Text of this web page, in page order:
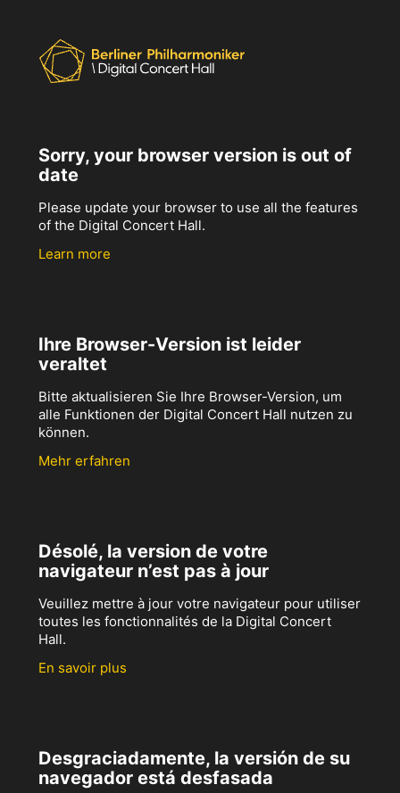
Sorry, your browser version is out of
date
Please update your browser to use all the features
of the Digital Concert Hall.
Learn more
Ihre Browser-Version ist leider
veraltet
Bitte aktualisieren Sie Ihre Browser-Version, um
alle Funktionen der Digital Concert Hall nutzen zu
können.
Mehr erfahren
Désolé, la version de votre
navigateur n’est pas à jour
Veuillez mettre à jour votre navigateur pour utiliser
toutes les fonctionnalités de la Digital Concert
Hall.
En savoir plus
Desgraciadamente, la versión de su
navegador está desfasada